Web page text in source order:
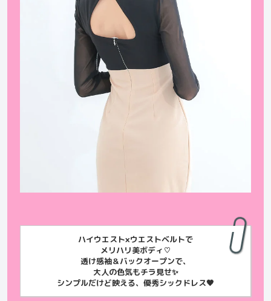
ハイウエスト×ウエストベルトで
メリハリ美ボディ♡
透け感袖＆バックオープンで、
大人の色気もチラ見せ✨
シンプルだけど映える、優秀シックドレス🖤